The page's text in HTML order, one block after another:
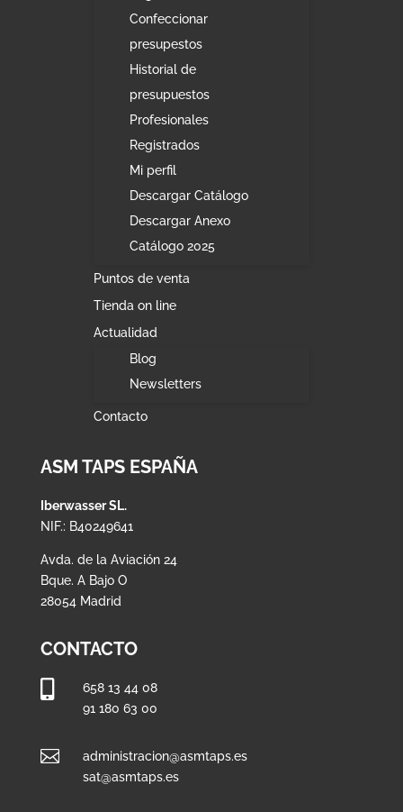
Confeccionar
presupestos
Historial de
presupuestos
Profesionales
Registrados
Mi perfil
Descargar Catálogo
Descargar Anexo
Catálogo 2025
Puntos de venta
Tienda on line
Actualidad
Blog
Newsletters
Contacto
ASM TAPS ESPAÑA
Iberwasser SL.
NIF.: B40249641
Avda. de la Aviación 24
Bque. A Bajo O
28054 Madrid
CONTACTO

658 13 44 08
91 180 63 00

administracion@asmtaps.es
sat@asmtaps.es